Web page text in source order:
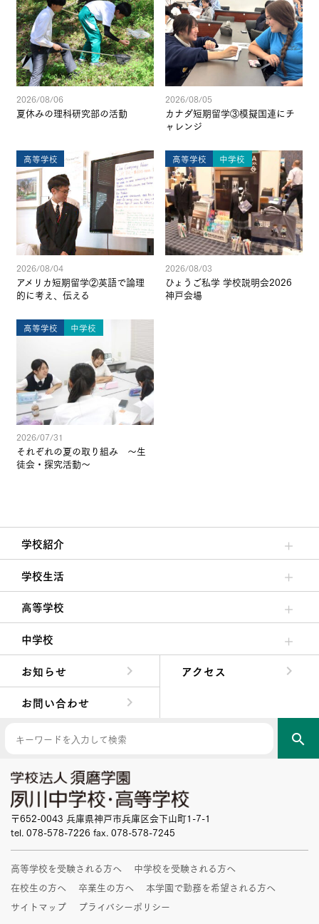
2026/08/06
夏休みの理科研究部の活動
2026/08/05
カナダ短期留学③模擬国連にチ
ャレンジ
高等学校
2026/08/04
アメリカ短期留学②英語で論理
的に考え、伝える
高等学校 中学校
2026/08/03
ひょうご私学 学校説明会2026
神戸会場
高等学校 中学校
2026/07/31
それぞれの夏の取り組み ～生
徒会・探究活動～
学校紹介
理事長/学園長メッセージ
安心して任せられる学校
沿革
施設・設備
大学合格実績
学校生活
クラブ活動・生徒会活動
夙川ブログ
制服紹介
夙川カレンダー
高等学校
高校校長からの挨拶
高校の教育方針／特色
特進コース／進学コース
年間行事
先輩たちの声・生徒たちの声
中学校
中学校長からの挨拶
中学校の教育方針／特色
Aコース／Bコース
年間行事
先輩たちの声・生徒たちの声
お知らせ
アクセス
お問い合わせ
search
〒652-0043 兵庫県神戸市兵庫区会下山町1-7-1
tel. 078-578-7226 fax. 078-578-7245
高等学校を受験される方へ
中学校を受験される方へ
在校生の方へ
卒業生の方へ
本学園で勤務を希望される方へ
サイトマップ
プライバシーポリシー